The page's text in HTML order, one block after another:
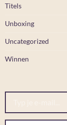
Titels
Unboxing
Uncategorized
Winnen
Typ je e-mail...